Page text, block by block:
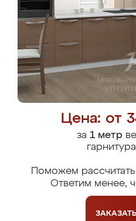
Цена: от
за 1 метр
Поможем
Ответим менее,
ЗАКАЗАТЬ